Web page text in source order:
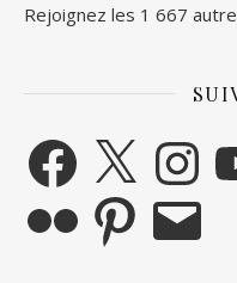
Rejoignez les 1 667
Facebook
X Instagram
PinterestE-mail